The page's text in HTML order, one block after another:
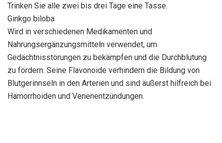
Trinken Sie alle zwei bis drei Tage eine Tasse.
Ginkgo biloba
Wird in verschiedenen Medikamenten und
Nahrungsergänzungsmitteln verwendet, um
Gedächtnisstörungen zu bekämpfen und die Durchblutung
zu fördern. Seine Flavonoide verhindern die Bildung von
Blutgerinnseln in den Arterien und sind äußerst hilfreich bei
Hämorrhoiden und Venenentzündungen.